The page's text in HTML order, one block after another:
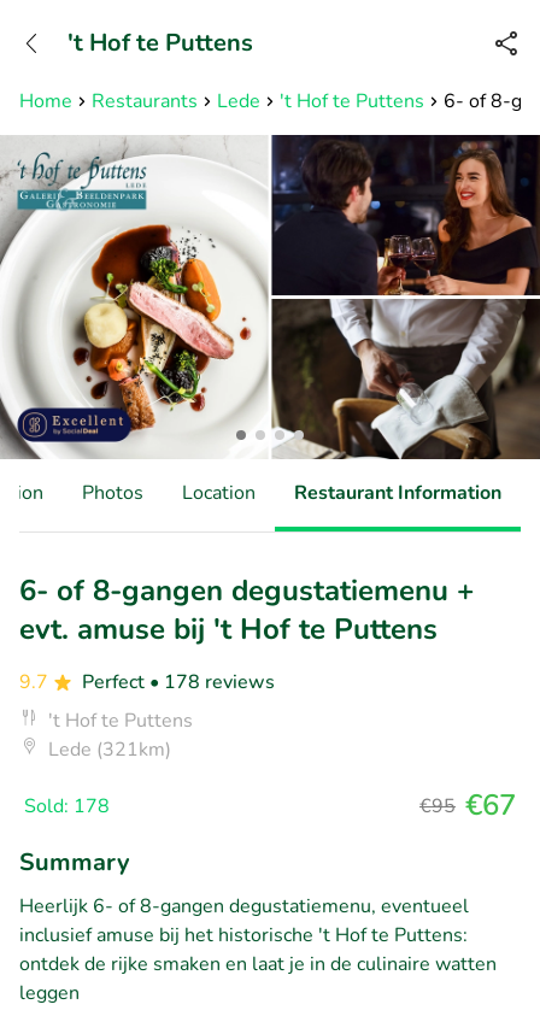
Available until 23:00
Home Restaurants Lede 't Hof te Puttens 6- of 8-
't Hof te Puttens
Photos Location Restaurant Information
6- of 8-gangen degustatiemenu +
evt. amuse bij 't Hof te Puttens
9.7 Perfect • 178 reviews
't Hof te Puttens
Lede (321km)
Sold: 178 €95 €67
Summary
Heerlijk 6- of 8-gangen degustatiemenu, eventueel
inclusief amuse bij het historische 't Hof te Puttens:
ontdek de rijke smaken en laat je in de culinaire watten
leggen